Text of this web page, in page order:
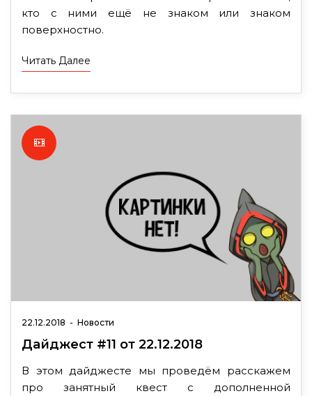
кто с ними ещё не знаком или знаком
поверхностно.
Читать Далее
22.12.2018 - Новости
Дайджест #11 от 22.12.2018
В этом дайджесте мы проведём расскажем
про занятный квест с дополненной